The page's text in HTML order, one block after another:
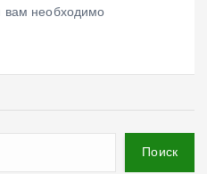
вам необходимо
Поиск